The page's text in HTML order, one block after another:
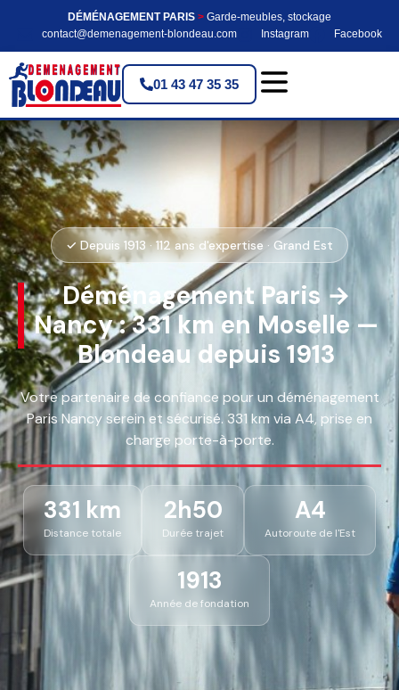
DÉMÉNAGEMENT PARIS > Garde-meubles, stockage
contact@demenagement-blondeau.com
Instagram Facebook
01 43 47 35 35
✓ Depuis 1913 · 112 ans d'expertise · Grand Est
Déménagement Paris →
Nancy : 331 km en Moselle —
Blondeau depuis 1913
Votre partenaire de confiance pour un déménagement
Paris Nancy serein et sécurisé. 331 km via A4, prise en
charge porte-à-porte.
331 km
Distance totale
2h50
Durée trajet
A4
Autoroute de l'Est
1913
Année de fondation